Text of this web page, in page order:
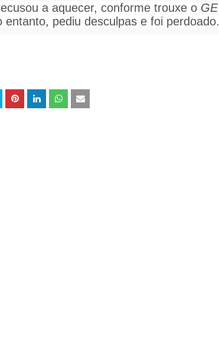
a aquecer, conforme trouxe o GE
entanto, pediu desculpas e foi perdoado.